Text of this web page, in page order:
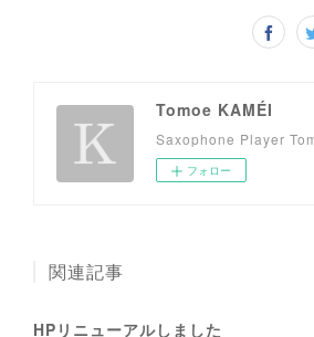
Tomoe KAMÉI
Saxophone Player
フォロー
関連記事
HPリニューアルしました